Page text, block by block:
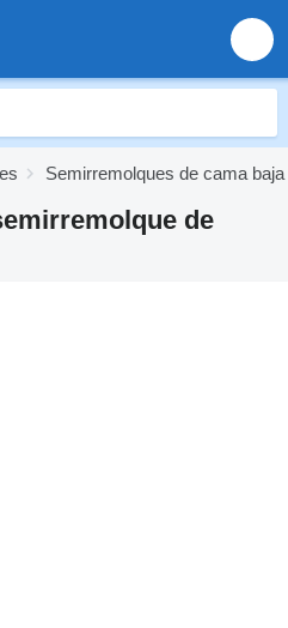
Semirremolques de cama baja
de